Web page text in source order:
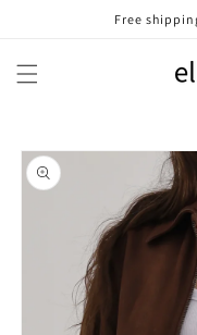
direttamenteFree
Passa alle
informazioni
sul prodotto